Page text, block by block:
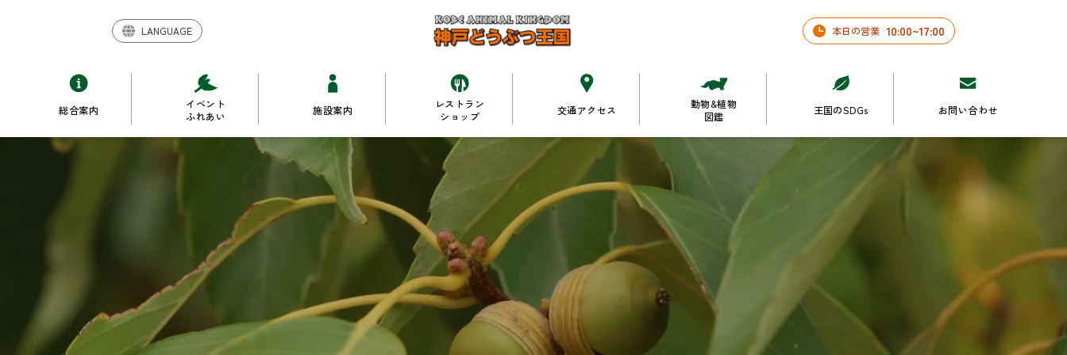
LANGUAGE 本日の営業 10:00~17:00
総合案内
イベント
ふれあい
施設案内
レストラン
ショップ
交通アクセス
動物&植物
図鑑
王国のSDGs お問い合わせ